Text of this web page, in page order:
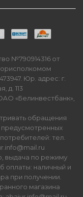
№790914316 от
Юр. адрес: г.
д. 113
«Белинвестбанк»,
обращения
предусмотренных
тел.
выдача по режиму
оплаты: наличный и
при получении.
магазина